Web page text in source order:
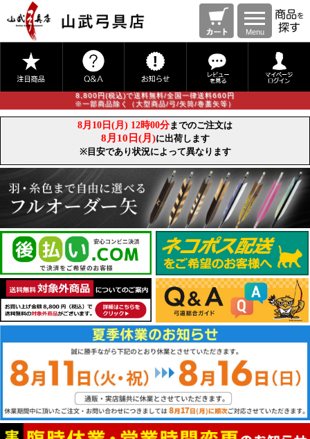
Menu
8,800円(税込)で送料無料/全国一律送料660円
※一部商品除く（大型商品/弓/矢筒/巻藁矢等）